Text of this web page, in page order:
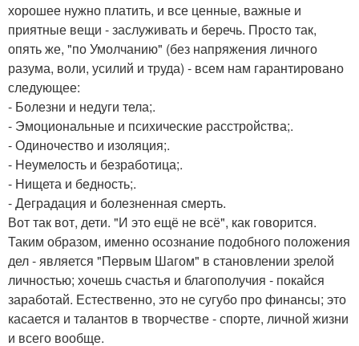
хорошее нужно платить, и все ценные, важные и
приятные вещи - заслуживать и беречь. Просто так,
опять же, "по Умолчанию" (без напряжения личного
разума, воли, усилий и труда) - всем нам гарантировано
следующее:
- Болезни и недуги тела;.
- Эмоциональные и психические расстройства;.
- Одиночество и изоляция;.
- Неумелость и безработица;.
- Нищета и бедность;.
- Деградация и болезненная смерть.
Вот так вот, дети. "И это ещё не всё", как говорится.
Таким образом, именно осознание подобного положения
дел - является "Первым Шагом" в становлении зрелой
личностью; хочешь счастья и благополучия - покайся
заработай. Естественно, это не сугубо про финансы; это
касается и талантов в творчестве - спорте, личной жизни
и всего вообще.